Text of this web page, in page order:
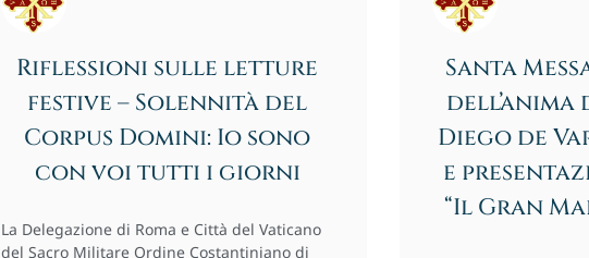
Riflessioni sulle letture
festive – Solennità del
Corpus Domini: Io sono
con voi tutti i giorni
La Delegazione di Roma e Città del Vaticano
del Sacro Militare Ordine Costantiniano di
Santa
dell’anima
Diego de
e
“Il Gran